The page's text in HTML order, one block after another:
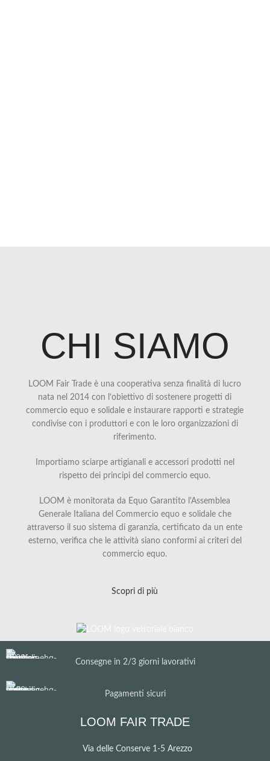
CHI SIAMO
LOOM Fair Trade è una cooperativa senza finalità di lucro
nata nel 2014 con l’obiettivo di sostenere progetti di
commercio equo e solidale e instaurare rapporti e strategie
condivise con i produttori e con le loro organizzazioni di
riferimento.
Importiamo sciarpe artigianali e accessori prodotti nel
rispetto dei principi del commercio equo.
LOOM è monitorata da Equo Garantito l'Assemblea
Generale Italiana del Commercio equo e solidale che
attraverso il suo sistema di garanzia, certificato da un ente
esterno, verifica che le attività siano conformi ai criteri del
commercio equo.
Scopri di più
Consegne in 2/3 giorni lavorativi
Pagamenti sicuri
LOOM FAIR TRADE
Via delle Conserve 1-5 Arezzo